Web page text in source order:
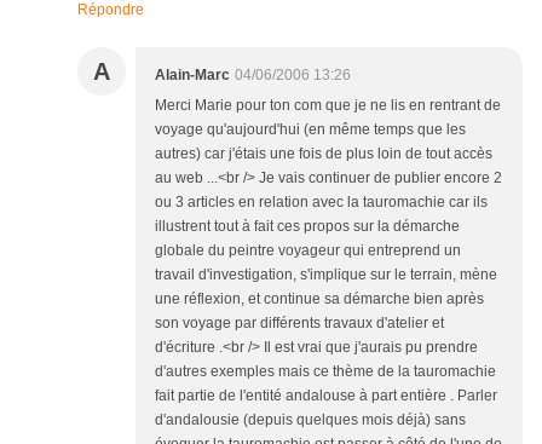
Répondre
A Alain-Marc 04/06/2006 13:26
Merci Marie pour ton com que je ne lis en rentrant de
voyage qu'aujourd'hui (en même temps que les
autres) car j'étais une fois de plus loin de tout accès
au web ...<br /> Je vais continuer de publier encore 2
ou 3 articles en relation avec la tauromachie car ils
illustrent tout à fait ces propos sur la démarche
globale du peintre voyageur qui entreprend un
travail d'investigation, s'implique sur le terrain, mène
une réflexion, et continue sa démarche bien après
son voyage par différents travaux d'atelier et
d'écriture .<br /> Il est vrai que j'aurais pu prendre
d'autres exemples mais ce thème de la tauromachie
fait partie de l'entité andalouse à part entière . Parler
d'andalousie (depuis quelques mois déjà) sans